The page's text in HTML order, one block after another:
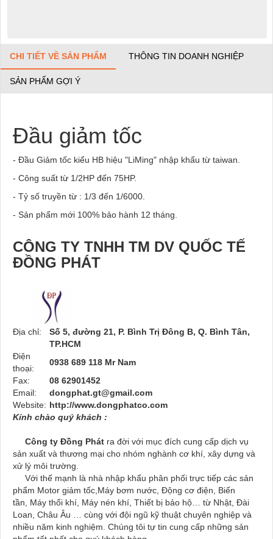
CHI TIẾT VỀ SẢN PHẨM THÔNG TIN DOANH NGHIỆP
SẢN PHẨM GỢI Ý
Đầu giảm tốc
- Đầu Giảm tốc kiểu HB hiệu "LiMing" nhập khẩu từ taiwan.
- Công suất từ 1/2HP đến 75HP.
- Tỷ số truyền từ : 1/3 đến 1/6000.
- Sản phẩm mới 100% bảo hành 12 tháng.
CÔNG TY TNHH TM DV QUỐC TẾ
ĐỒNG PHÁT
Địa chỉ:
Số 5, đường 21, P. Bình Trị Đông B, Q. Bình Tân,
TP.HCM
Điện
thoại:
0938 689 118 Mr Nam
Fax:
08 62901452
Email:
dongphat.gt@gmail.com
Website: http://www.dongphatco.com
Kính chào quý khách :
Công ty Đồng Phát ra đời với mục đích cung cấp dịch vụ
sản xuất và thương mại cho nhóm nghành cơ khí, xây dựng và
xử lý môi trường.
Với thế mạnh là nhà nhập khẩu phân phối trực tiếp các sản
phẩm Motor giảm tốc,Máy bơm nước, Động cơ điện, Biến
tần, Máy thổi khí, Máy nén khí, Thiết bị bảo hộ… từ Nhật, Đài
Loan, Châu Âu … cùng với đội ngũ kỹ thuật chuyên nghiệp và
nhiều năm kinh nghiệm. Chúng tôi tự tin cung cấp những sản